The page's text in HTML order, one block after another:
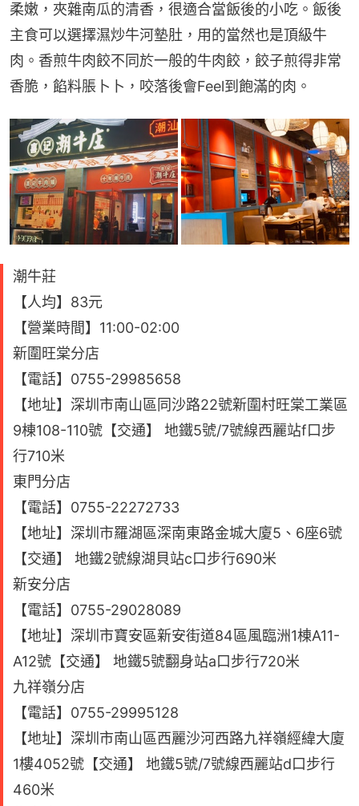
柔嫩，夾雜南瓜的清香，很適合當飯後的小吃。飯後
主食可以選擇濕炒牛河墊肚，用的當然也是頂級牛
肉。香煎牛肉餃不同於一般的牛肉餃，餃子煎得非常
香脆，餡料脹卜卜，咬落後會Feel到飽滿的肉。
潮牛莊
【人均】83元
【營業時間】11:00-02:00
新圍旺棠分店
【電話】0755-29985658
【地址】深圳市南山區同沙路22號新圍村旺棠工業區
9棟108-110號【交通】 地鐵5號/7號線西麗站f口步
行710米
東門分店
【電話】0755-22272733
【地址】深圳市羅湖區深南東路金城大廈5、6座6號
【交通】 地鐵2號線湖貝站c口步行690米
新安分店
【電話】0755-29028089
【地址】深圳市寶安區新安街道84區風臨洲1棟A11-
A12號【交通】 地鐵5號翻身站a口步行720米
九祥嶺分店
【電話】0755-29995128
【地址】深圳市南山區西麗沙河西路九祥嶺經緯大廈
1樓4052號【交通】 地鐵5號/7號線西麗站d口步行
460米